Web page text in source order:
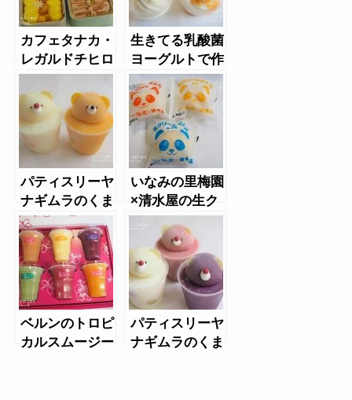
カフェタナカ・
レガルドチヒロ
のジェラート缶
生きてる乳酸菌
ヨーグルトで作
ったカップアイ
ス
パティスリーヤ
ナギムラのくま
のアイス
いなみの里梅園
×清水屋の生ク
リームぱんだ
ベルンのトロピ
カルスムージー
パティスリーヤ
ナギムラのくま